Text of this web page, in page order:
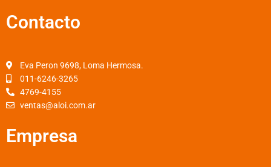
o
r
Contacto
Eva Peron 9698, Loma Hermosa.
011-6246-3265
4769-4155
ventas@aloi.com.ar
Empresa